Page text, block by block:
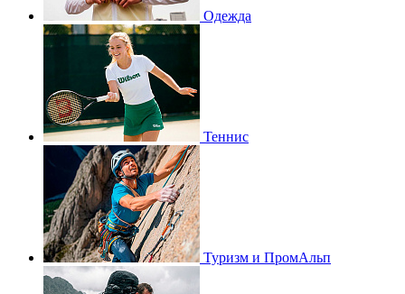
Одежда
Теннис
Туризм и ПромАльп